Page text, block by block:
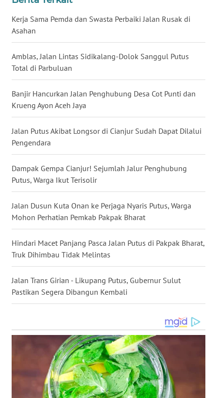
Kerja Sama Pemda dan Swasta Perbaiki Jalan Rusak di
Asahan
Amblas, Jalan Lintas Sidikalang-Dolok Sanggul Putus
Total di Parbuluan
Banjir Hancurkan Jalan Penghubung Desa Cot Punti dan
Krueng Ayon Aceh Jaya
Jalan Putus Akibat Longsor di Cianjur Sudah Dapat Dilalui
Pengendara
Dampak Gempa Cianjur! Sejumlah Jalur Penghubung
Putus, Warga Ikut Terisolir
Jalan Dusun Kuta Onan ke Perjaga Nyaris Putus, Warga
Mohon Perhatian Pemkab Pakpak Bharat
Hindari Macet Panjang Pasca Jalan Putus di Pakpak Bharat,
Truk Dihimbau Tidak Melintas
Jalan Trans Girian - Likupang Putus, Gubernur Sulut
Pastikan Segera Dibangun Kembali
WN
SULUT
WN
MALUKU
WN
MALUT
WN
DAIRI
WN
DANAU
WN
NIAS
WN
LANGKAT
WN
TAPANULI
SELATAN
WN
WN